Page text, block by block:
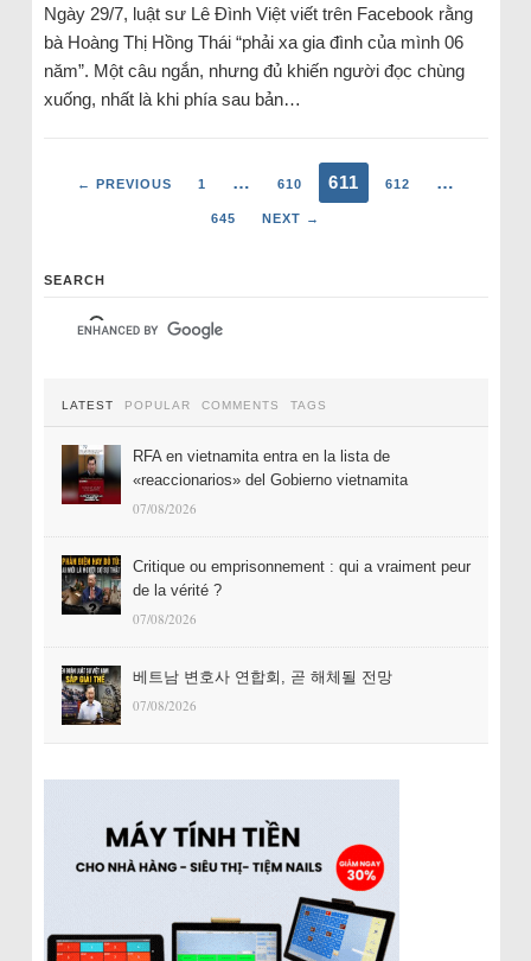
Ngày 29/7, luật sư Lê Đình Việt viết trên Facebook rằng
bà Hoàng Thị Hồng Thái “phải xa gia đình của mình 06
năm”. Một câu ngắn, nhưng đủ khiến người đọc chùng
xuống, nhất là khi phía sau bản…
← PREVIOUS 1 … 610 611 612 …
645 NEXT →
SEARCH
LATEST POPULAR COMMENTS TAGS
RFA en vietnamita entra en la lista de
«reaccionarios» del Gobierno vietnamita
07/08/2026
Critique ou emprisonnement : qui a vraiment peur
de la vérité ?
07/08/2026
베트남 변호사 연합회, 곧 해체될 전망
07/08/2026